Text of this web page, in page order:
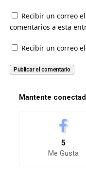
Recibir un correo
comentarios a esta
Recibir un correo
Mantente
5
Me Gusta